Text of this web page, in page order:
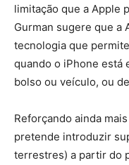
limitação que a Apple
Gurman sugere que a
tecnologia que
quando o iPhone está
bolso ou veículo, ou
Reforçando ainda
pretende introduzir
terrestres) a partir do